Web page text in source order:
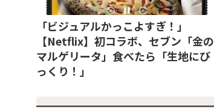
「ビジュアルかっこよすぎ！」
【Netflix】初コラボ、セブン「金の
マルゲリータ」食べたら「生地にび
っくり！」